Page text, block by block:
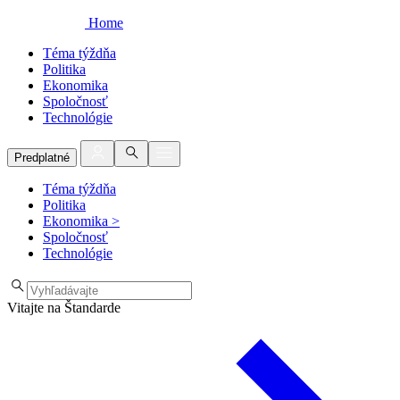
Home
Téma týždňa
Politika
Ekonomika
Spoločnosť
Technológie
Predplatné
Téma týždňa
Politika
Ekonomika >
Spoločnosť
Technológie
Vitajte na Štandarde